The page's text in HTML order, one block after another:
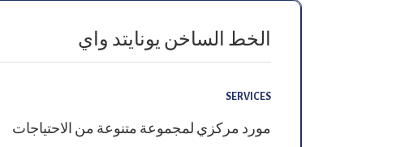
الخط الساخن يونايتد واي
SERVICES
مورد مركزي لمجموعة متنوعة من الاحتياجات